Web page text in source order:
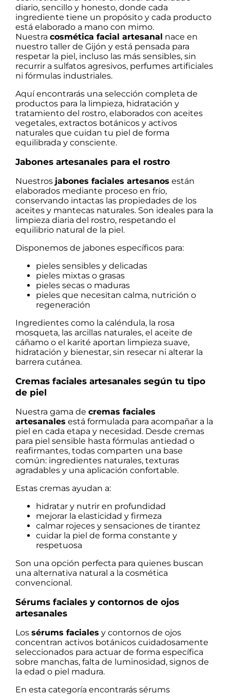
diario, sencillo y honesto, donde cada
ingrediente tiene un propósito y cada producto
está elaborado a mano con mimo.
Nuestra cosmética facial artesanal nace en
nuestro taller de Gijón y está pensada para
respetar la piel, incluso las más sensibles, sin
recurrir a sulfatos agresivos, perfumes artificiales
ni fórmulas industriales.
Aquí encontrarás una selección completa de
productos para la limpieza, hidratación y
tratamiento del rostro, elaborados con aceites
vegetales, extractos botánicos y activos
naturales que cuidan tu piel de forma
equilibrada y consciente.
Jabones artesanales para el rostro
Nuestros jabones faciales artesanos están
elaborados mediante proceso en frío,
conservando intactas las propiedades de los
aceites y mantecas naturales. Son ideales para la
limpieza diaria del rostro, respetando el
equilibrio natural de la piel.
Disponemos de jabones específicos para:
pieles sensibles y delicadas
pieles mixtas o grasas
pieles secas o maduras
pieles que necesitan calma, nutrición o
regeneración
Ingredientes como la caléndula, la rosa
mosqueta, las arcillas naturales, el aceite de
cáñamo o el karité aportan limpieza suave,
hidratación y bienestar, sin resecar ni alterar la
barrera cutánea.
Cremas faciales artesanales según tu tipo
de piel
Nuestra gama de cremas faciales
artesanales está formulada para acompañar a la
piel en cada etapa y necesidad. Desde cremas
para piel sensible hasta fórmulas antiedad o
reafirmantes, todas comparten una base
común: ingredientes naturales, texturas
agradables y una aplicación confortable.
Estas cremas ayudan a:
hidratar y nutrir en profundidad
mejorar la elasticidad y firmeza
calmar rojeces y sensaciones de tirantez
cuidar la piel de forma constante y
respetuosa
Son una opción perfecta para quienes buscan
una alternativa natural a la cosmética
convencional.
Sérums faciales y contornos de ojos
artesanales
Los sérums faciales y contornos de ojos
concentran activos botánicos cuidadosamente
seleccionados para actuar de forma específica
sobre manchas, falta de luminosidad, signos de
la edad o piel madura.
En esta categoría encontrarás sérums